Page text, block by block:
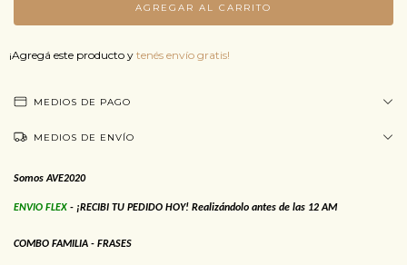
¡Agregá este producto y tenés envío gratis!
MEDIOS DE PAGO
MEDIOS DE ENVÍO
Somos AVE2020
ENVIO FLEX - ¡RECIBI TU PEDIDO HOY! Realizándolo antes de las 12 AM
COMBO FAMILIA - FRASES